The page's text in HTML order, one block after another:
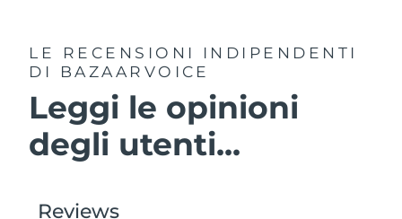
LE RECENSIONI INDIPENDENTI
DI BAZAARVOICE
Leggi le opinioni
degli utenti...